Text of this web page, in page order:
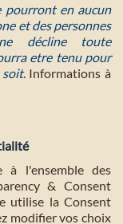
pourront en aucun
et des personnes
décline toute
etre tenu pour
soit. Informations à
à l'ensemble des
& Consent
utilise la Consent
modifier vos choix